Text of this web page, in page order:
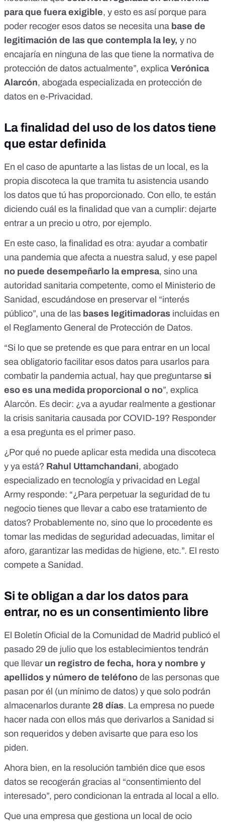
para que fuera exigible, y esto es así porque para
poder recoger esos datos se necesita una base de
legitimación de las que contempla la ley, y no
encajaría en ninguna de las que tiene la normativa de
protección de datos actualmente”, explica Verónica
Alarcón, abogada especializada en protección de
datos en e-Privacidad.
La finalidad del uso de los datos tiene
que estar definida
En el caso de apuntarte a las listas de un local, es la
propia discoteca la que tramita tu asistencia usando
los datos que tú has proporcionado. Con ello, te están
diciendo cuál es la finalidad que van a cumplir: dejarte
entrar a un precio u otro, por ejemplo.
En este caso, la finalidad es otra: ayudar a combatir
una pandemia que afecta a nuestra salud, y ese papel
no puede desempeñarlo la empresa, sino una
autoridad sanitaria competente, como el Ministerio de
Sanidad, escudándose en preservar el “interés
público”, una de las bases legitimadoras incluidas en
el Reglamento General de Protección de Datos.
“Si lo que se pretende es que para entrar en un local
sea obligatorio facilitar esos datos para usarlos para
combatir la pandemia actual, hay que preguntarse si
eso es una medida proporcional o no”, explica
Alarcón. Es decir: ¿va a ayudar realmente a gestionar
la crisis sanitaria causada por COVID-19? Responder
a esa pregunta es el primer paso.
¿Por qué no puede aplicar esta medida una discoteca
y ya está? Rahul Uttamchandani, abogado
especializado en tecnología y privacidad en Legal
Army responde: “¿Para perpetuar la seguridad de tu
negocio tienes que llevar a cabo ese tratamiento de
datos? Probablemente no, sino que lo procedente es
tomar las medidas de seguridad adecuadas, limitar el
aforo, garantizar las medidas de higiene, etc.”. El resto
compete a Sanidad.
Si te obligan a dar los datos para
entrar, no es un consentimiento libre
El Boletín Oficial de la Comunidad de Madrid publicó el
pasado 29 de julio que los establecimientos tendrán
que llevar un registro de fecha, hora y nombre y
apellidos y número de teléfono de las personas que
pasan por él (un mínimo de datos) y que solo podrán
almacenarlos durante 28 días. La empresa no puede
hacer nada con ellos más que derivarlos a Sanidad si
son requeridos y deben avisarte que para eso los
piden.
Ahora bien, en la resolución también dice que esos
datos se recogerán gracias al “consentimiento del
interesado”, pero condicionan la entrada al local a ello.
Que una empresa que gestiona un local de ocio